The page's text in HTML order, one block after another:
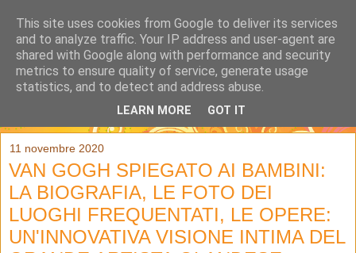
11 novembre 2020
VAN GOGH SPIEGATO AI BAMBINI:
LA BIOGRAFIA, LE FOTO DEI
LUOGHI FREQUENTATI, LE OPERE:
UN'INNOVATIVA VISIONE INTIMA DEL
This site uses cookies from Google to deliver its services
and to analyze traffic. Your IP address and user-agent are
shared with Google along with performance and security
metrics to ensure quality of service, generate usage
statistics, and to detect and address abuse.
LEARN MORE GOT IT